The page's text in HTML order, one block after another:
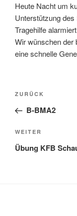
Heute Nacht um
Unterstützung
Tragehilfe
Wir wünschen der
eine schnelle
Vorheriger
Beitrag
ZURÜCK
B-BMA2
Nächster
Beitrag
WEITER
Übung KFB